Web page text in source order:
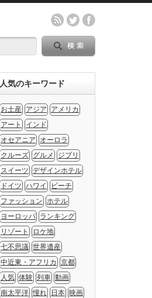
人気のキーワード
お土産 アジア
アメリカ
アート
インド
オセアニア
オーロラ
クルーズ グルメ
ジブリ
スイーツ デザインホテル
ドイツ ハワイ
ビーチ
ファッション ホテル
ヨーロッパ ランキング
リゾート
ロケ地
七不思議 世界遺産
中近東・アフリカ
京都
人気 体験 列車 動画
南太平洋 憧れ 日本 映画